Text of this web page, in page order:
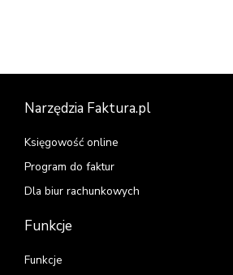
Narzędzia Faktura.pl
Księgowość online
Program do faktur
Dla biur rachunkowych
Funkcje
Funkcje